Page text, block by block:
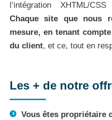
l’intégration XHTML/
Chaque site que nous
mesure, en tenant
du client, et ce, tout en
Les + de notre
Vous êtes propriétaire